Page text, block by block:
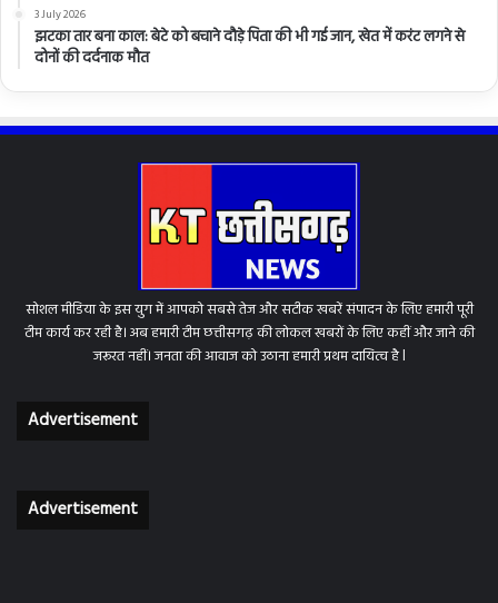
3 July 2026
झटका तार बना काल: बेटे को बचाने दौड़े पिता की भी गई जान, खेत में करंट लगने से
दोनों की दर्दनाक मौत
सोशल मीडिया के इस युग में आपको सबसे तेज और सटीक खबरें संपादन के लिए हमारी पूरी
टीम कार्य कर रही है। अब हमारी टीम छत्तीसगढ़ की लोकल खबरों के लिए कहीं और जाने की
जरूरत नहीं। जनता की आवाज को उठाना हमारी प्रथम दायित्व है l
Advertisement
Advertisement